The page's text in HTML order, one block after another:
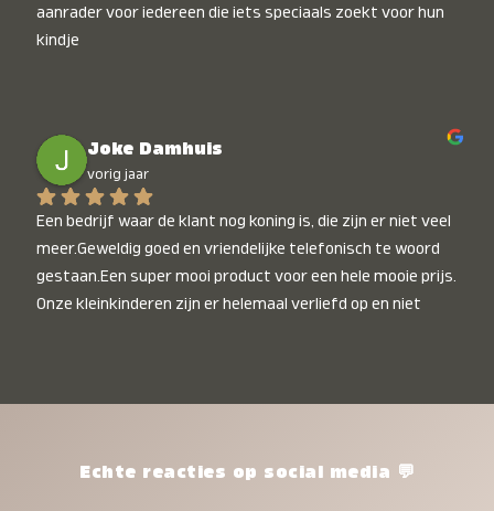
aanrader voor iedereen die iets speciaals zoekt voor hun
kindje
Joke Damhuis
vorig jaar
Een bedrijf waar de klant nog koning is, die zijn er niet veel
meer.Geweldig goed en vriendelijke telefonisch te woord
gestaan.Een super mooi product voor een hele mooie prijs.
Onze kleinkinderen zijn er helemaal verliefd op en niet
het waard.Echte reacties op social media 💬